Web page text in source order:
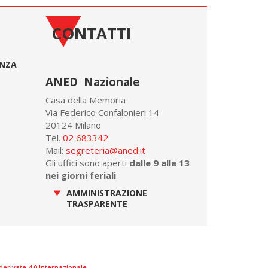
CONTATTI
ANED Nazionale
Casa della Memoria
Via Federico Confalonieri 14
20124 Milano
Tel. 02 683342
Mail: segreteria@aned.it
Gli uffici sono aperti dalle 9 alle 13
nei giorni feriali
AMMINISTRAZIONE
TRASPARENTE